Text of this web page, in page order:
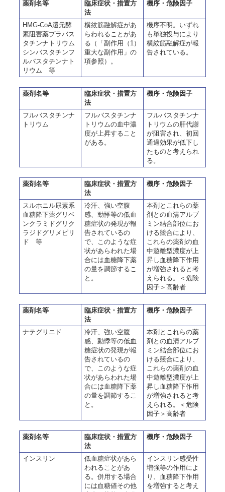
薬剤名等
臨床症状・措置方
法
機序・危険因子
HMG-CoA還元酵
素阻害薬プラバス
タチンナトリウム
シンバスタチンフ
ルバスタチンナト
リウム 等
横紋筋融解症があ
らわれることがあ
る（「副作用（1）
重大な副作用」の
項参照）。
機序不明。いずれ
も単独投与により
横紋筋融解症が報
告されている。
薬剤名等
臨床症状・措置方
法
機序・危険因子
フルバスタチンナ
トリウム
フルバスタチンナ
トリウムの血中濃
度が上昇すること
がある。
フルバスタチンナ
トリウムの肝代謝
が阻害され、初回
通過効果が低下し
たものと考えられ
る。
薬剤名等
臨床症状・措置方
法
機序・危険因子
スルホニル尿素系
血糖降下薬グリベ
ンクラミドグリク
ラジドグリメピリ
ド 等
冷汗、強い空腹
感、動悸等の低血
糖症状の発現が報
告されているの
で、このような症
状があらわれた場
合には血糖降下薬
の量を調節するこ
と。
本剤とこれらの薬
剤との血清アルブ
ミン結合部位にお
ける競合により、
これらの薬剤の血
中遊離型濃度が上
昇し血糖降下作用
が増強されると考
えられる。＜危険
因子＞高齢者
薬剤名等
臨床症状・措置方
法
機序・危険因子
ナテグリニド
冷汗、強い空腹
感、動悸等の低血
糖症状の発現が報
告されているの
で、このような症
状があらわれた場
合には血糖降下薬
の量を調節するこ
と。
本剤とこれらの薬
剤との血清アルブ
ミン結合部位にお
ける競合により、
これらの薬剤の血
中遊離型濃度が上
昇し血糖降下作用
が増強されると考
えられる。＜危険
因子＞高齢者
薬剤名等
臨床症状・措置方
法
機序・危険因子
インスリン
低血糖症状があら
われることがあ
る。併用する場合
には血糖値その他
インスリン感受性
増強等の作用によ
り、血糖降下作用
を増強すると考え